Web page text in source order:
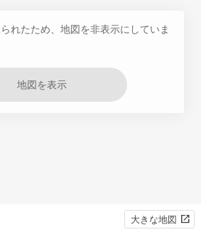
れたため、地図を非表示にしていま
地図を表示
大きな地図